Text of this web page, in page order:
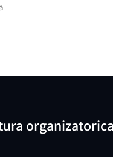
organizatorica